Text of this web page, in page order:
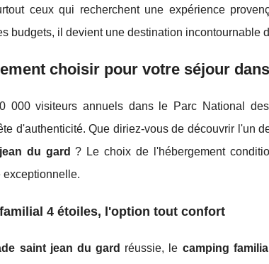
ceux qui recherchent une expérience
budgets, il devient une destination incontournable
choisir pour votre séjour
000 visiteurs annuels dans le Parc National
d'authenticité. Que diriez-vous de découvrir l'un
du gard ? Le choix de l'hébergement
exceptionnelle.
4 étoiles, l'option tout confort
saint jean du gard réussie, le camping